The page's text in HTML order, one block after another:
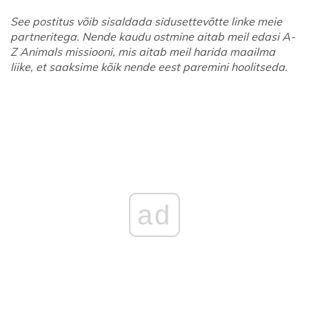
See postitus võib sisaldada sidusettevõtte linke meie
partneritega. Nende kaudu ostmine aitab meil edasi A-
Z Animals missiooni, mis aitab meil harida maailma
liike, et saaksime kõik nende eest paremini hoolitseda.
ad